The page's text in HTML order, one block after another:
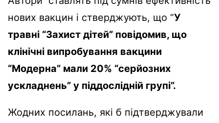
нових вакцин і стверджують, що “У
травні “Захист дітей” повідомив, що
клінічні випробування вакцини
“Модерна” мали 20% “серйозних
ускладнень” у піддослідній групі”.
Жодних посилань, які б підтверджували